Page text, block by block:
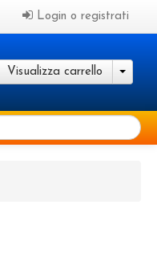
Login o registrati
Visualizza carrello